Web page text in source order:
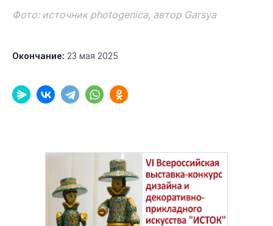
Фото: источник photogenica, автор Garsya
Окончание: 23 мая 2025